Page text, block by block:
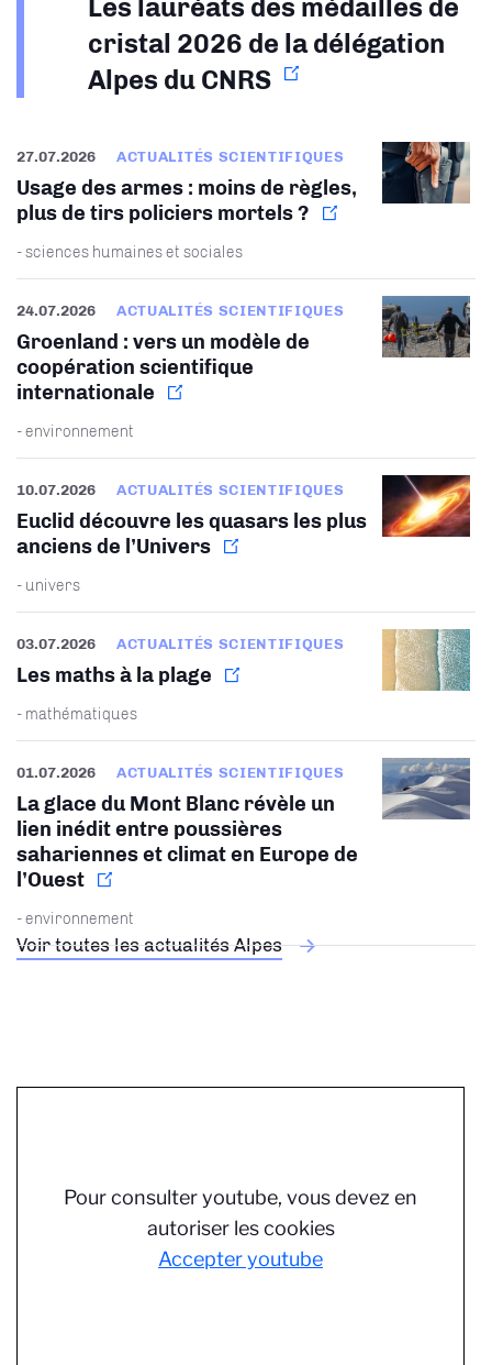
Voir toutes les actualités Alpes
Les lauréats des médailles de
cristal 2026 de la délégation
Alpes du CNRS
27.07.2026 ACTUALITÉS SCIENTIFIQUES
Usage des armes : moins de règles,
plus de tirs policiers mortels ?
- sciences humaines et sociales
24.07.2026 ACTUALITÉS SCIENTIFIQUES
Groenland : vers un modèle de
coopération scientifique
internationale
- environnement
10.07.2026 ACTUALITÉS SCIENTIFIQUES
Euclid découvre les quasars les plus
anciens de l’Univers
- univers
03.07.2026 ACTUALITÉS SCIENTIFIQUES
Les maths à la plage
- mathématiques
01.07.2026 ACTUALITÉS SCIENTIFIQUES
La glace du Mont Blanc révèle un
lien inédit entre poussières
sahariennes et climat en Europe de
l’Ouest
- environnement
Pour consulter youtube, vous devez en
autoriser les cookies
Accepter youtube